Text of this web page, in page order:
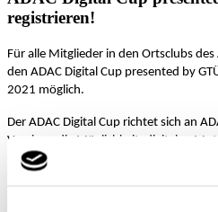
registrieren!
Für alle Mitglieder in den Ortsclubs
den ADAC Digital Cup presented by
2021 möglich.
Der ADAC Digital Cup richtet sich an
Vereinen die Möglichkeit, digitalen
Umfeld zu betreiben. Hierfür kommen
welche den Vereinen in Simulatoren